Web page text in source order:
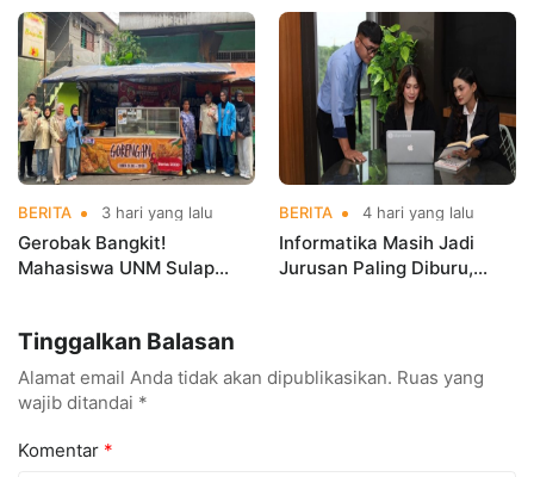
Kerja Sebelum Lulus
Indonesia Open
Championships 2026
BERITA 3 hari yang lalu
Gerobak Bangkit!
Mahasiswa UNM Sulap
BERITA 4 hari yang lalu
Informatika Masih Jadi
Jurusan Paling Diburu,
Tinggalkan Balasan
Alamat email Anda tidak akan dipublikasikan. Ruas yang
wajib ditandai *
Komentar *